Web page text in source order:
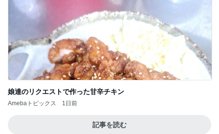
娘達のリクエストで作った甘辛チキン
Amebaトピックス 1日前
記事を読む